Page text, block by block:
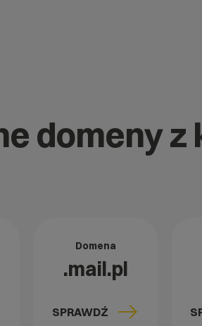
domeny
Domena
.mail.pl
SPRAWDŹ